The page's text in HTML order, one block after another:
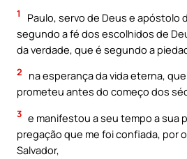
1
Paulo, servo de Deus e apóstolo
segundo a fé dos escolhidos de
da verdade, que é segundo a
2
na esperança da vida eterna,
prometeu antes do começo dos
3 e manifestou a seu tempo a sua
pregação que me foi confiada, por
Salvador,